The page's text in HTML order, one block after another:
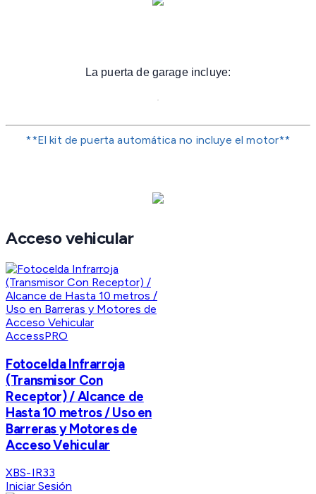
La puerta de garage incluye:
**El kit de puerta automática no incluye el motor**
Acceso vehicular
AccessPRO
Fotocelda Infrarroja
(Transmisor Con
Receptor) / Alcance de
Hasta 10 metros / Uso en
Barreras y Motores de
Acceso Vehicular
XBS-IR33
Iniciar Sesión